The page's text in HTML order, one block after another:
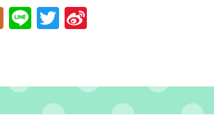
PlurkLineTwitter